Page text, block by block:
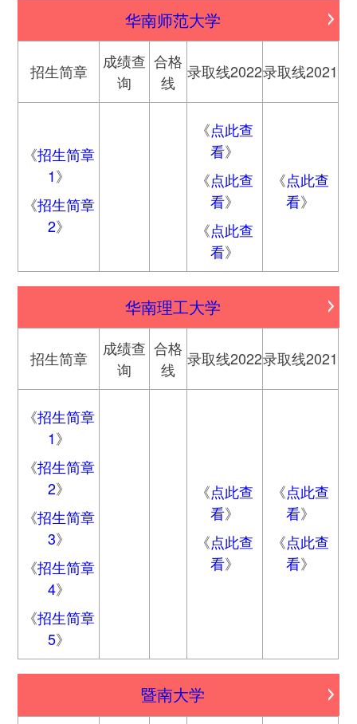
华南师范大学
招生简章
成绩查
询
合格
线
录取线2022录取线2021
《招生简章
1》
《招生简章
2》
《点此查
看》
《点此查
看》
《点此查
看》
《点此查
看》
华南理工大学
招生简章
成绩查
询
合格
线
录取线2022录取线2021
《招生简章
1》
《招生简章
2》
《招生简章
3》
《招生简章
4》
《招生简章
5》
《点此查
看》
《点此查
看》
《点此查
看》
《点此查
看》
暨南大学